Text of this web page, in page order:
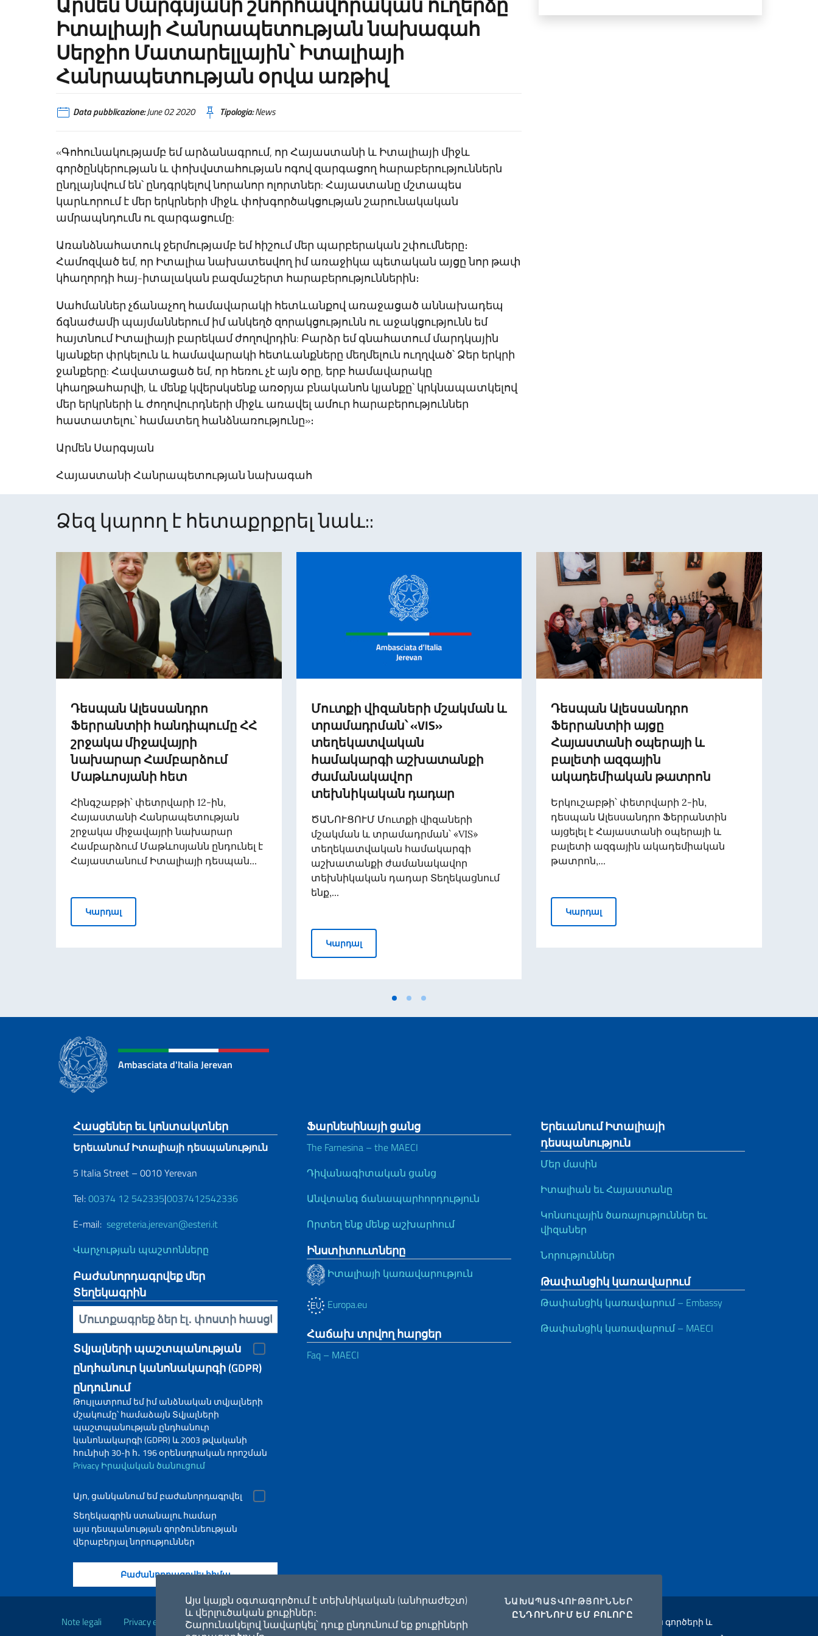
Այս կայքն օգտագործում է տեխնիկական (անհրաժեշտ)
և վերլուծական քուքիներ։
Շարունակելով նավարկել՝ դուք ընդունում եք քուքիների
ՆԱԽԱՊԱՏՎՈՒԹՅՈՒՆՆԵՐCOOKIES
ԸՆԴՈՒՆՈՒՄ ԵՄ ԲՈԼՈՐԸI COOKIES
Իտալիայի Հանրապետության նախագահ
Սերջիո Մատարելլային՝ Իտալիայի
Հանրապետության օրվա առթիվ
Data pubblicazione:June 02 2020 Tipologia:News
«Գոհունակությամբ եմ արձանագրում, որ Հայաստանի և Իտալիայի միջև
գործընկերության և փոխվստահության ոգով զարգացող հարաբերություններն
ընդլայնվում են՝ ընդգրկելով նորանոր ոլորտներ: Հայաստանը մշտապես
կարևորում է մեր երկրների միջև փոխգործակցության շարունակական
ամրապնդումն ու զարգացումը:
Առանձնահատուկ ջերմությամբ եմ հիշում մեր պարբերական շփումները։
Համոզված եմ, որ Իտալիա նախատեսվող իմ առաջիկա պետական այցը նոր թափ
կհաղորդի հայ-իտալական բազմաշերտ հարաբերություններին։
Սահմաններ չճանաչող համավարակի հետևանքով առաջացած աննախադեպ
ճգնաժամի պայմաններում իմ անկեղծ զորակցությունն ու աջակցությունն եմ
հայտնում Իտալիայի բարեկամ ժողովրդին: Բարձր եմ գնահատում մարդկային
կյանքեր փրկելուն և համավարակի հետևանքները մեղմելուն ուղղված՝ Ձեր երկրի
ջանքերը: Հավատացած եմ, որ հեռու չէ այն օրը, երբ համավարակը
կհաղթահարվի, և մենք կվերսկսենք առօրյա բնականոն կյանքը՝ կրկնապատկելով
մեր երկրների և ժողովուրդների միջև առավել ամուր հարաբերություններ
հաստատելու՝ համատեղ հանձնառությունը»։
Արմեն Սարգսյան
Հայաստանի Հանրապետության նախագահ
Ձեզ կարող է հետաքրքրել նաև::
Դեսպան Ալեսսանդրո
Ֆերրանտիի հանդիպումը ՀՀ
շրջակա միջավայրի
նախարար Համբարձում
Մաթևոսյանի հետ
Հինգշաբթի՝ փետրվարի 12-ին,
Հայաստանի Հանրապետության
շրջակա միջավայրի նախարար
Համբարձում Մաթևոսյանն ընդունել է
Հայաստանում Իտալիայի դեսպան...
ԿարդալԴեսպան Ալեսսանդրո Ֆերրանտիի հանդիպումը ՀՀ շրջակա միջավայրի նախարար Համբարձում Մաթևոսյանի հետ
Մուտքի վիզաների մշակման և
տրամադրման՝ «VIS»
տեղեկատվական
համակարգի աշխատանքի
ժամանակավոր
տեխնիկական դադար
ԾԱՆՈՒՑՈՒՄ Մուտքի վիզաների
մշակման և տրամադրման՝ «VIS»
տեղեկատվական համակարգի
աշխատանքի ժամանակավոր
տեխնիկական դադար Տեղեկացնում
ենք,...
ԿարդալՄուտքի վիզաների մշակման և տրամադրման՝ «VIS» տեղեկատվական համակարգի աշխատանքի
Դեսպան Ալեսսանդրո
Ֆերրանտիի այցը
Հայաստանի օպերայի և
բալետի ազգային
ակադեմիական թատրոն
Երկուշաբթի՝ փետրվարի 2-ին,
դեսպան Ալեսսանդրո Ֆերրանտին
այցելել է Հայաստանի օպերայի և
բալետի ազգային ակադեմիական
թատրոն,...
ԿարդալԴեսպան Ալեսսանդրո Ֆերրանտիի այցը
Ambasciata d'Italia Jerevan
Footer section
Հասցեներ եւ կոնտակտներ
Երեւանում Իտալիայի դեսպանություն
5 Italia Street – 0010 Yerevan
Tel:00374 12 542335|0037412542336
E-mail: segreteria.jerevan@esteri.it
Վարչության պաշտոնները
Բաժանորդագրվեք մեր
Տեղեկագրին
Inserisci la tua email
Տվյալների պաշտպանության
ընդհանուր կանոնակարգի (GDPR)
ընդունում
Թույլատրում եմ իմ անձնական տվյալների
մշակումը՝ համաձայն Տվյալների
պաշտպանության ընդհանուր
կանոնակարգի (GDPR) և 2003 թվականի
հունիսի 30-ի հ․ 196 օրենսդրական որոշման
PrivacyԻրավական ծանուցում
Այո, ցանկանում եմ բաժանորդագրվել
Տեղեկագրին ստանալու համար
այս դեսպանության գործունեության
վերաբերյալ նորություններ
Ֆարնեսինայի ցանց
The Farnesina – the MAECI
Դիվանագիտական ցանց
Անվտանգ ճանապարհորդություն
Որտեղ ենք մենք աշխարհում
Ինստիտուտները
Իտալիայի կառավարություն
Europa.eu
Հաճախ տրվող հարցեր
Faq – MAECI
Երեւանում Իտալիայի
դեսպանություն
Մեր մասին
Իտալիան եւ Հայաստանը
Կոնսուլային ծառայություններ եւ
վիզաներ
Նորություններ
Թափանցիկ կառավարում
Թափանցիկ կառավարում – Embassy
Թափանցիկ կառավարում – MAECI
Օգտակար հղումներ
Note legali Privacy e cookie policy Dichiarazione di accessibilità
2026 Հեղինակային իրավունք՝ Արտաքին գործերի և